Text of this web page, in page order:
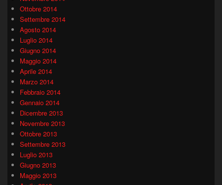
Ottobre 2014
Settembre 2014
Agosto 2014
Luglio 2014
Giugno 2014
Maggio 2014
Aprile 2014
Marzo 2014
Febbraio 2014
Gennaio 2014
Dicembre 2013
Novembre 2013
Ottobre 2013
Settembre 2013
Luglio 2013
Giugno 2013
Maggio 2013